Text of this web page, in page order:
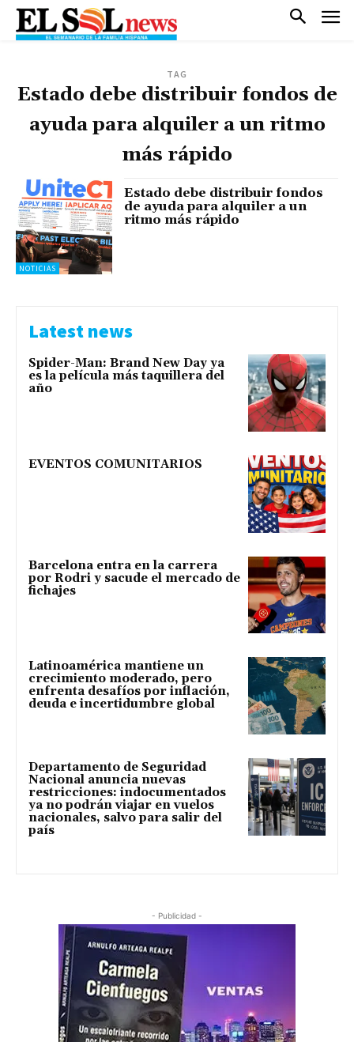
TAG
Estado debe distribuir fondos de
ayuda para alquiler a un ritmo
más rápido
NOTICIAS
Estado debe distribuir fondos
de ayuda para alquiler a un
ritmo más rápido
Latest news
Spider-Man: Brand New Day ya
es la película más taquillera del
año
EVENTOS COMUNITARIOS
Barcelona entra en la carrera
por Rodri y sacude el mercado de
fichajes
Latinoamérica mantiene un
crecimiento moderado, pero
enfrenta desafíos por inflación,
deuda e incertidumbre global
Departamento de Seguridad
Nacional anuncia nuevas
restricciones: indocumentados
ya no podrán viajar en vuelos
nacionales, salvo para salir del
país
- Publicidad -